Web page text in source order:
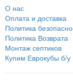
О нас
Оплата и доставка
Политика
Политика Возврата
Монтаж септиков
Купим Еврокубы б/у